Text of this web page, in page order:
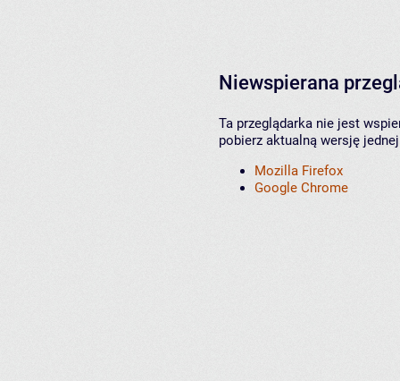
Niewspierana
Ta przeglądarka nie jest
pobierz aktualną wersję
Mozilla Firefox
Google Chrome